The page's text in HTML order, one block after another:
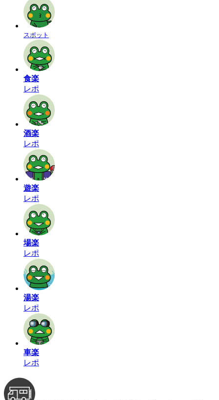
スポット
食楽
レポ
酒楽
レポ
遊楽
レポ
場楽
レポ
湯楽
レポ
車楽
レポ